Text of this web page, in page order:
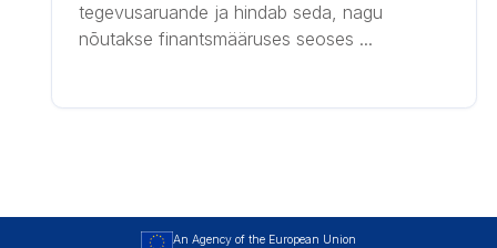
tegevusaruande ja hindab seda, nagu
nõutakse finantsmääruses seoses ...
An Agency of the European Union